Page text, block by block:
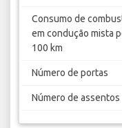
Consumo de
em condução mista
100 km
Número de portas
Número de assentos